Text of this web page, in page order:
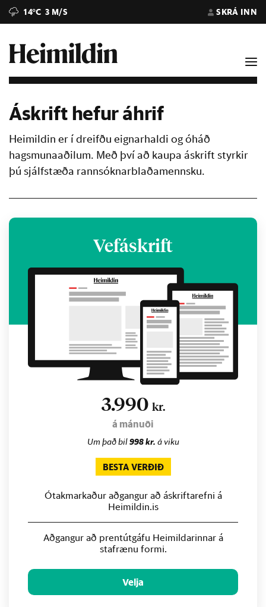
14°C 3 M/S SKRÁ INN
Áskrift hefur áhrif
Heimildin er í dreifðu eignarhaldi og óháð
hagsmunaaðilum. Með því að kaupa áskrift styrkir
þú sjálfstæða rannsóknarblaðamennsku.
Vefáskrift
3.990 kr.
á mánuði
Um það bil998 kr. á viku
BESTA VERÐIÐ
Ótakmarkaður aðgangur að áskriftarefni á
Heimildin.is
Aðgangur að prentútgáfu Heimildarinnar á
stafrænu formi.
Velja